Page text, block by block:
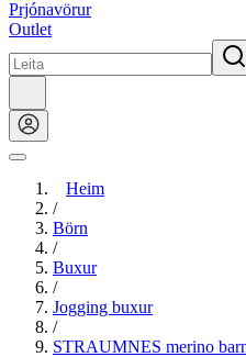
Prjónavörur
Outlet
Heim
/
Börn
/
Buxur
/
Jogging buxur
/
STRAUMNES merino